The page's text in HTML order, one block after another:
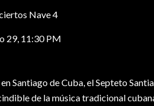
Nave 4
29, 11:30 PM
Santiago de Cuba, el Septeto
de la música tradicional